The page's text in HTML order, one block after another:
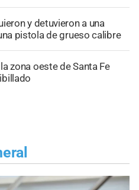
y detuvieron a una
pistola de grueso calibre
zona oeste de Santa Fe